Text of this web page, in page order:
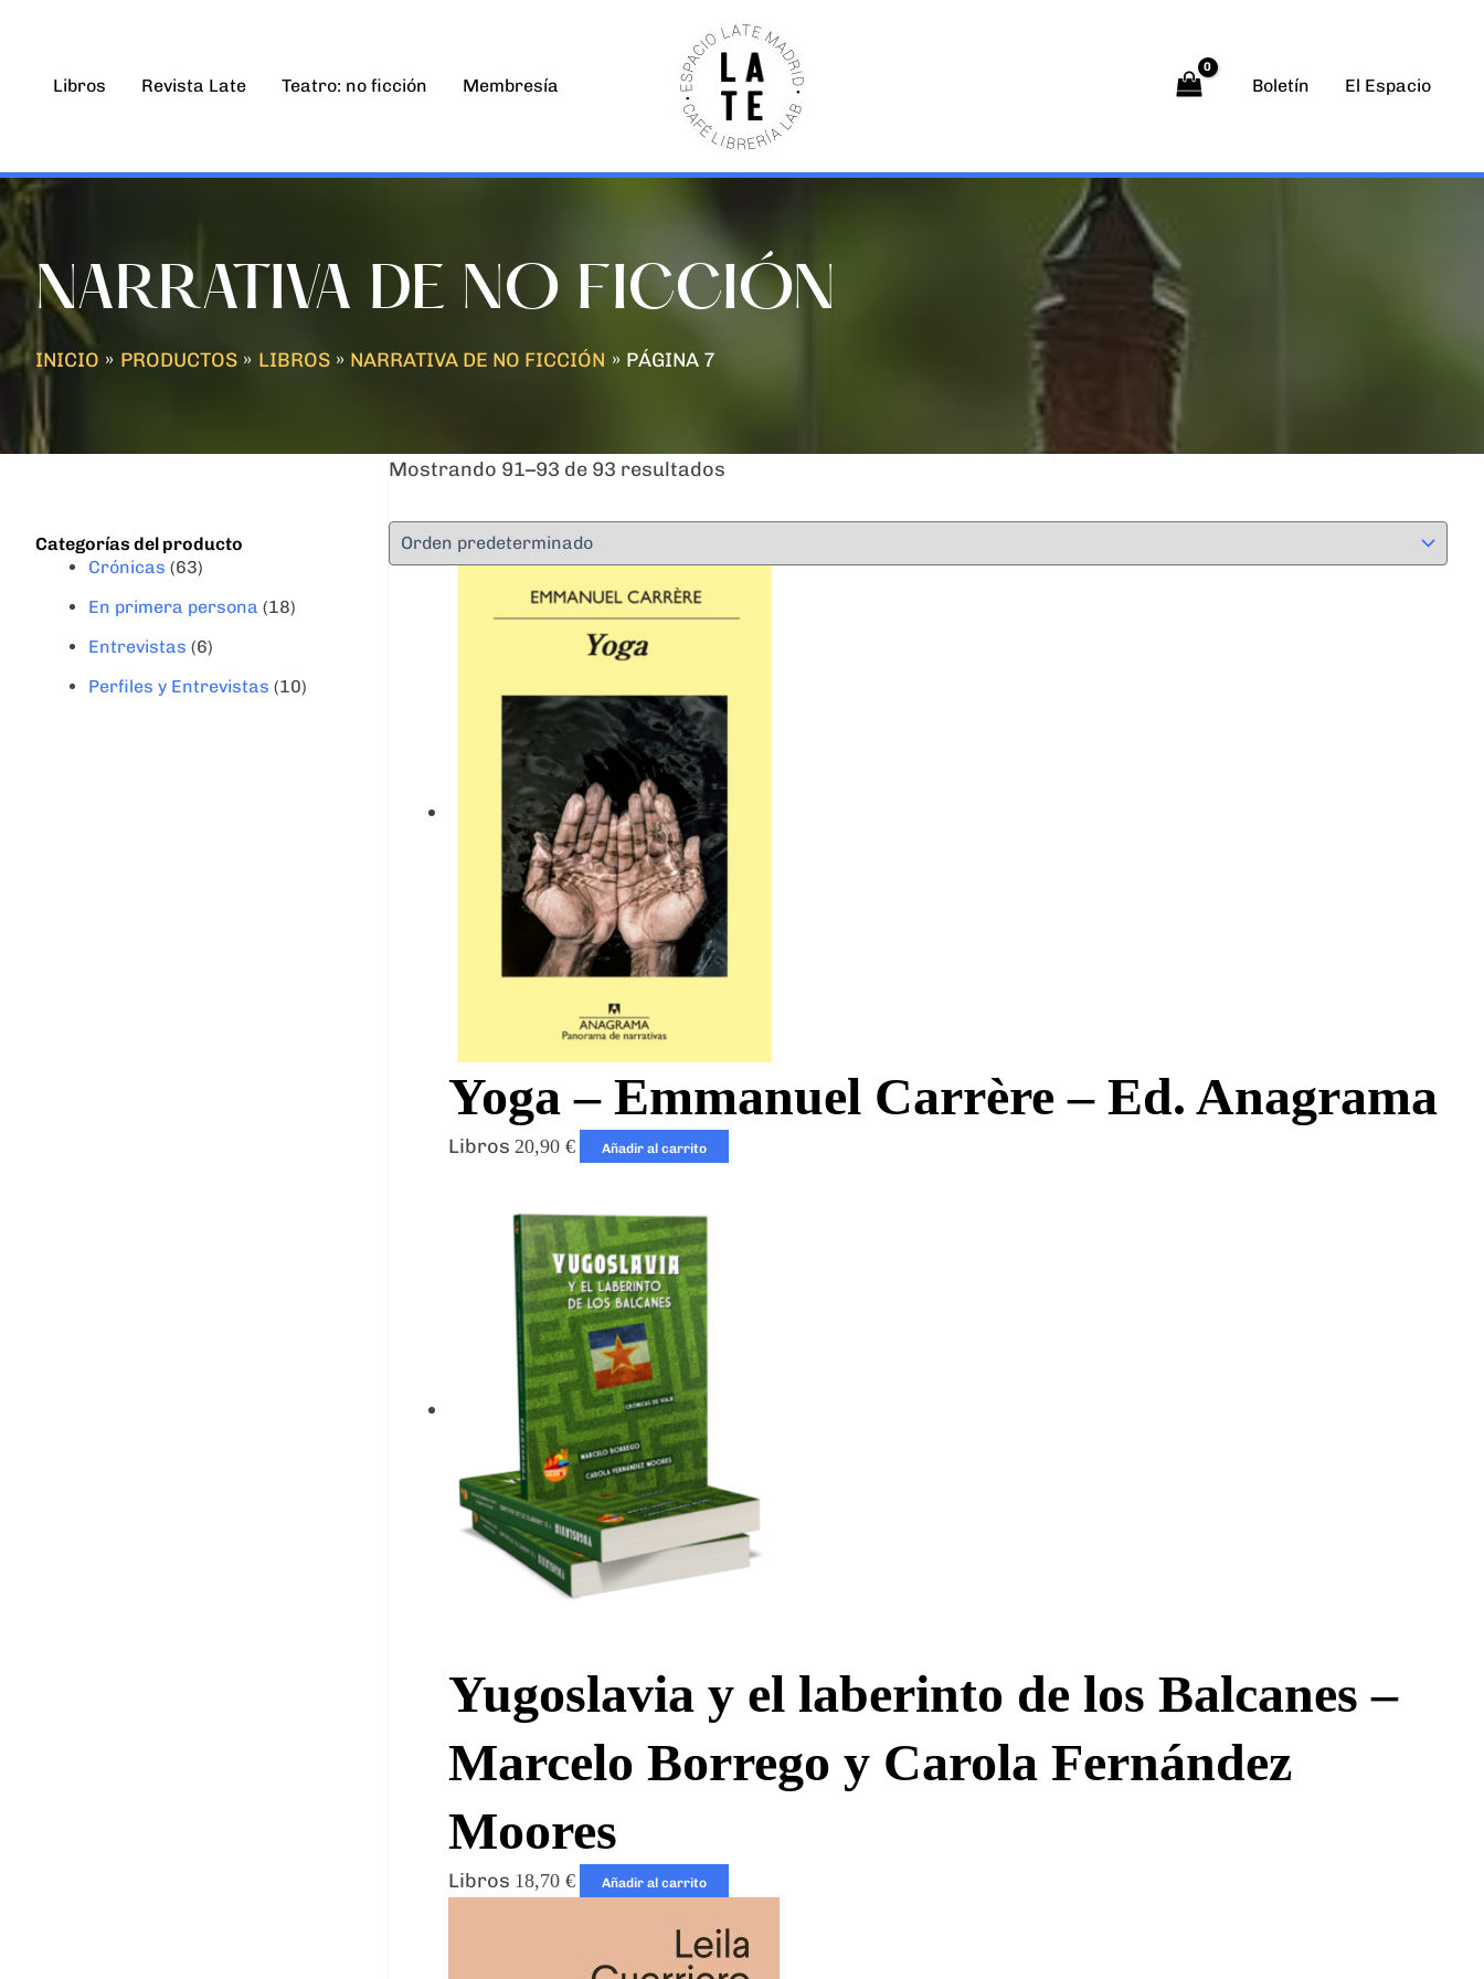
contenido
Libros Revista Late Teatro: no ficción Membresía Boletín El Espacio
NARRATIVA DE NO FICCIÓN
INICIO PRODUCTOS LIBROS NARRATIVA DE NO FICCIÓN PÁGINA 7
Categorías del producto
Crónicas (63)
En primera persona (18)
Entrevistas (6)
Perfiles y Entrevistas (10)
Mostrando 91–93 de 93 resultados
Yoga – Emmanuel Carrère – Ed. Anagrama
Libros 20,90 € Añadir al carrito
Yugoslavia y el laberinto de los Balcanes –
Marcelo Borrego y Carola Fernández
Moores
Libros 18,70 € Añadir al carrito